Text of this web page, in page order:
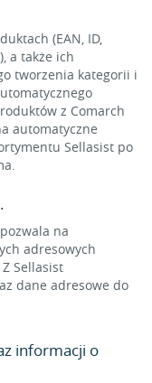
(EAN, ID,
a także ich
tworzenia kategorii i
z Comarch
automatyczne
Sellasist po
na
adresowych
Sellasist
dane adresowe do
informacji o